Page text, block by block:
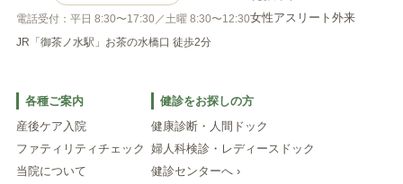
電話受付：平日 8:30〜17:30／土曜 8:30〜12:30
JR「御茶ノ水駅」お茶の水橋口 徒歩2分
女性アスリート外来
各種ご案内
産後ケア入院
ファティリティチェック
当院について
健診をお探しの方
健康診断・人間ドック
婦人科検診・レディースドック
健診センターへ ›